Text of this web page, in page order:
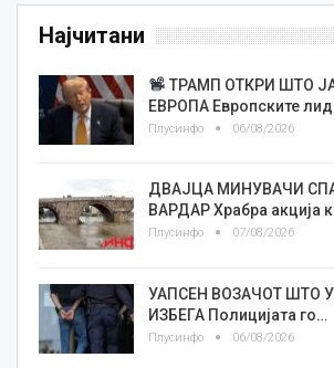
Најчитани
ТРАМП ОТКРИ ШТО ЈА
ЕВРОПА Европските
Плусинфо 06/08/2026
ДВАЈЦА МИНУВАЧИ
ВАРДАР Храбра акција
Плусинфо 07/08/2026
УАПСЕН ВОЗАЧОТ ШТО
ИЗБЕГА Полицијата го…
Плусинфо 06/08/2026